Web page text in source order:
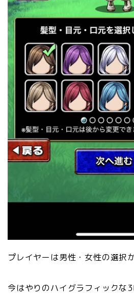
プレイヤーは男性・女性の選択
今はやりのハイグラフィックな